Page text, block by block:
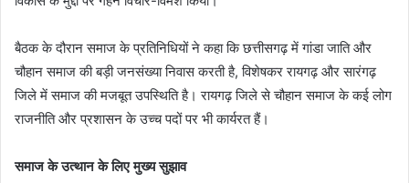
बैठक के दौरान समाज के प्रतिनिधियों ने कहा कि छत्तीसगढ़ में गांडा जाति और
चौहान समाज की बड़ी जनसंख्या निवास करती है, विशेषकर रायगढ़ और सारंगढ़
जिले में समाज की मजबूत उपस्थिति है। रायगढ़ जिले से चौहान समाज के कई लोग
राजनीति और प्रशासन के उच्च पदों पर भी कार्यरत हैं।
समाज के उत्थान के लिए मुख्य सुझाव